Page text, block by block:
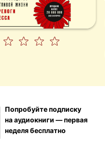
Попробуйте подписку
на аудиокниги — первая
неделя бесплатно